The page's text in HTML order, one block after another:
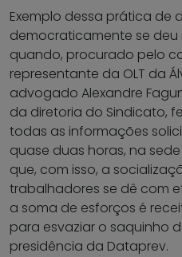
Exemplo dessa prática de
democraticamente se deu
quando, procurado pelo
representante da OLT da
advogado Alexandre
da diretoria do Sindicato,
todas as informações
quase duas horas, na
que, com isso, a
trabalhadores se dê com
a soma de esforços é
para esvaziar o saquinho
presidência da Dataprev.